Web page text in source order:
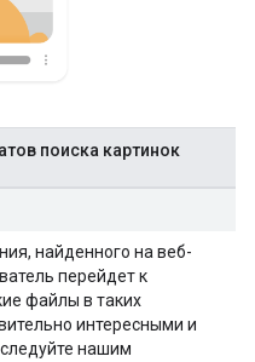
поиска картинок
найденного на веб-
перейдет к
файлы в таких
интересными и
нашим